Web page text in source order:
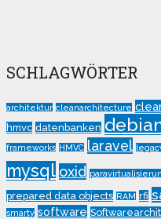
SCHLAGWÖRTER
architektur cleanarchitecture
hmvc datenbanken
frameworks HMVC laravel
mysql oxid
prepared data objects RAM rfi
smarty software